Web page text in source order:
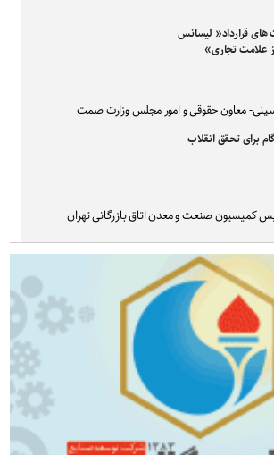
های قرارداد« لیسانس
علامت تجاری»
معاون حقوقی و امور مجلس وزارت صمت
برای تحقق انقلاب
کمیسیون صنعت و معدن اتاق بازرگانی تهران